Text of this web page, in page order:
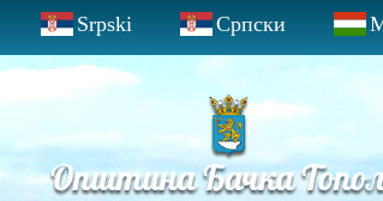
Srpski Српски